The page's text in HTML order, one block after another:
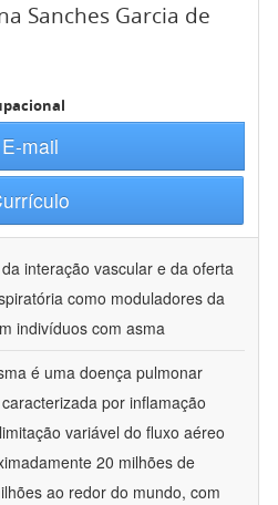
Sanches Garcia de
E-mail
interação vascular e da oferta
como moduladores da
indivíduos com asma
é uma doença pulmonar
por inflamação
variável do fluxo aéreo
20 milhões de
ao redor do mundo, com